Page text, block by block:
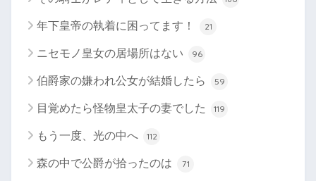
年下皇帝の執着に困ってます！ 21
ニセモノ皇女の居場所はない 96
伯爵家の嫌われ公女が結婚したら 59
目覚めたら怪物皇太子の妻でした 119
もう一度、光の中へ 112
森の中で公爵が拾ったのは 71